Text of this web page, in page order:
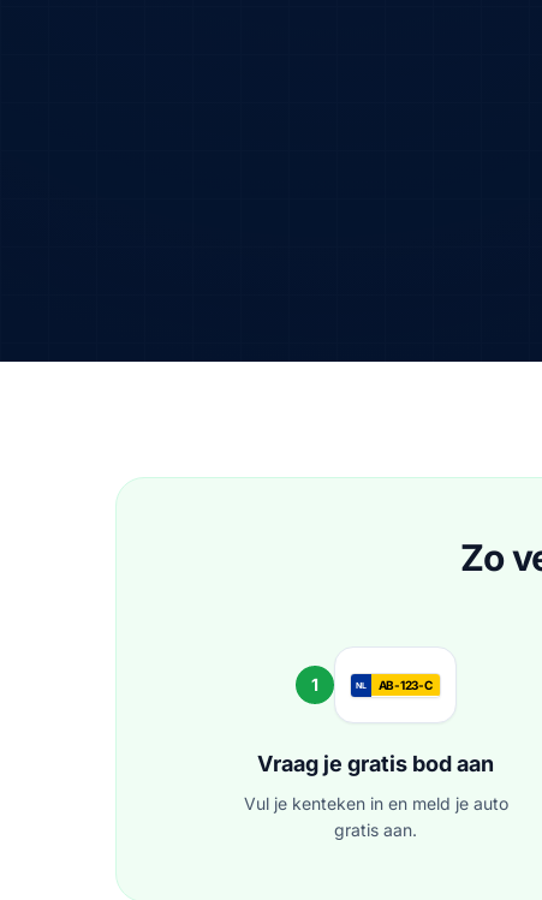
Zo
1 NL AB-123-C
Vraag je gratis bod aan
Vul je kenteken in en meld je auto
gratis aan.